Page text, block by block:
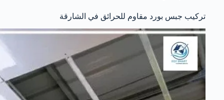
تركيب جبس بورد مقاوم للحرائق في الشارقة